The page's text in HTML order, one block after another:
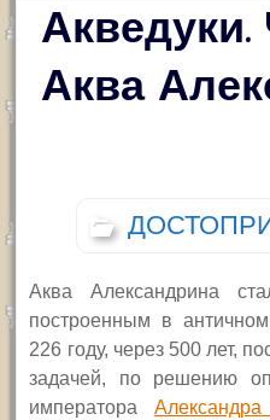
Акведуки.
Аква
Аква Александрина
построенным в
226 году, через 500 лет,
задачей, по решению
императора